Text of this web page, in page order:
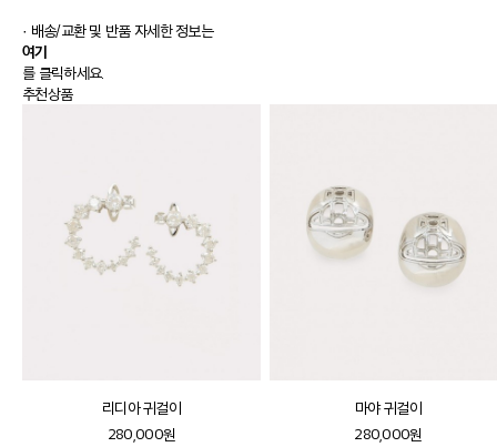
· 배송/교환 및 반품 자세한 정보는
여기
를 클릭하세요.
추천상품
리디아 귀걸이
280,000원
마야 귀걸이
280,000원